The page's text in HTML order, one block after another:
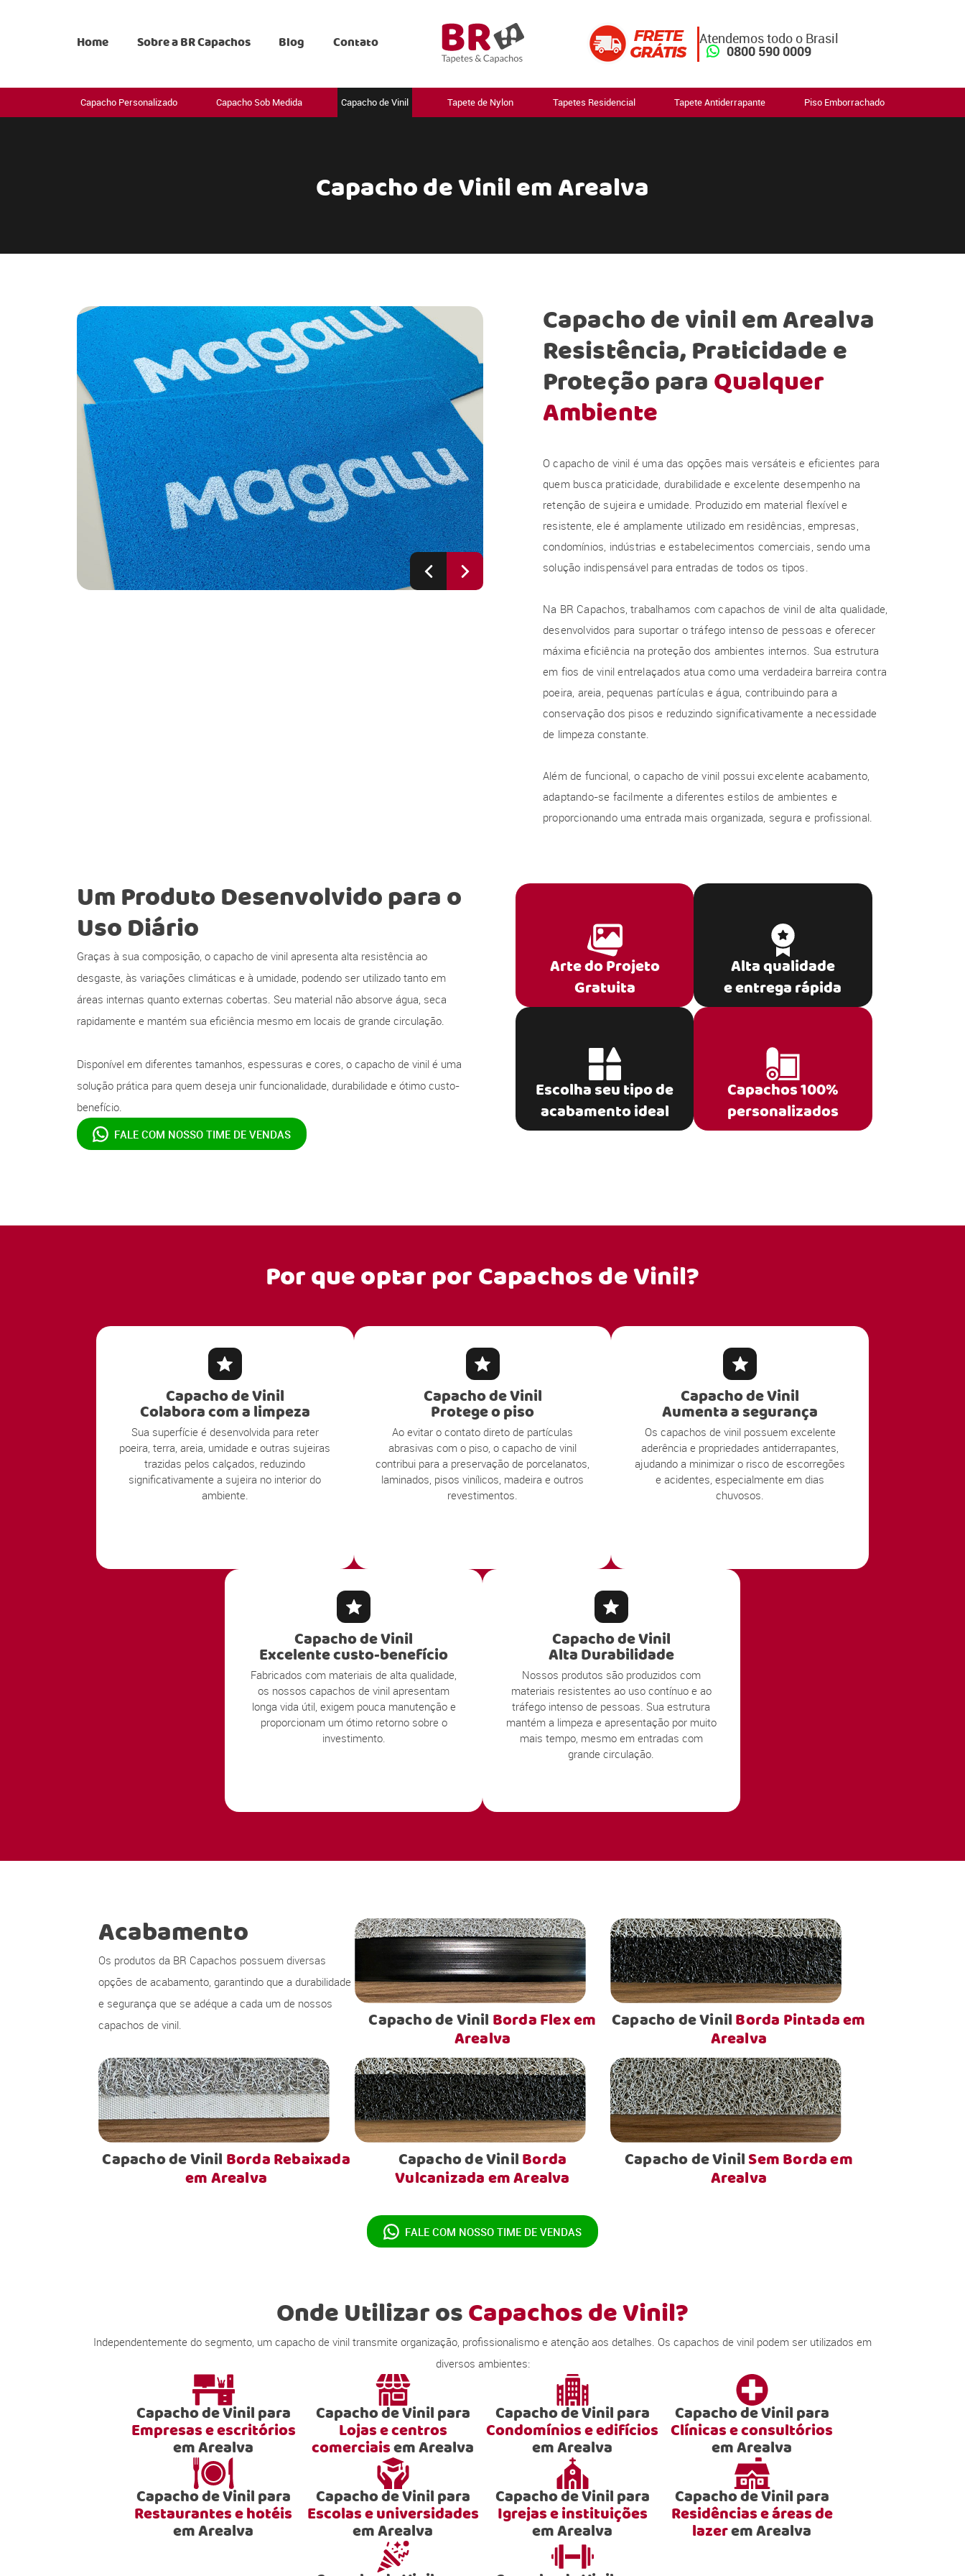
Home Sobre a BR Capachos Blog Contato Atendemos todo o Brasil
0800 590 0009
Capacho Personalizado Capacho Sob Medida Capacho de Vinil Tapete de Nylon Tapetes Residencial Tapete Antiderrapante Piso Emborrachado
Capacho de Vinil em Arealva
Capacho de vinil em Arealva
Resistência, Praticidade e
Proteção paraQualquer
Ambiente
O capacho de vinil é uma das opções mais versáteis e eficientes para
quem busca praticidade, durabilidade e excelente desempenho na
retenção de sujeira e umidade. Produzido em material flexível e
resistente, ele é amplamente utilizado em residências, empresas,
condomínios, indústrias e estabelecimentos comerciais, sendo uma
solução indispensável para entradas de todos os tipos.
Na BR Capachos, trabalhamos com capachos de vinil de alta qualidade,
desenvolvidos para suportar o tráfego intenso de pessoas e oferecer
máxima eficiência na proteção dos ambientes internos. Sua estrutura
em fios de vinil entrelaçados atua como uma verdadeira barreira contra
poeira, areia, pequenas partículas e água, contribuindo para a
conservação dos pisos e reduzindo significativamente a necessidade
de limpeza constante.
Além de funcional, o capacho de vinil possui excelente acabamento,
adaptando-se facilmente a diferentes estilos de ambientes e
proporcionando uma entrada mais organizada, segura e profissional.
Um Produto Desenvolvido para o
Uso Diário
Graças à sua composição, o capacho de vinil apresenta alta resistência ao
desgaste, às variações climáticas e à umidade, podendo ser utilizado tanto em
áreas internas quanto externas cobertas. Seu material não absorve água, seca
rapidamente e mantém sua eficiência mesmo em locais de grande circulação.
Disponível em diferentes tamanhos, espessuras e cores, o capacho de vinil é uma
solução prática para quem deseja unir funcionalidade, durabilidade e ótimo custo-
benefício.
FALE COM NOSSO TIME DE VENDAS
Arte do Projeto
Gratuita
Alta qualidade
e entrega rápida
Escolha seu tipo de
acabamento ideal
Capachos 100%
personalizados
Por que optar porCapachos de Vinil?
Capacho de Vinil
Colabora com a limpeza
Sua superfície é desenvolvida para reter
poeira, terra, areia, umidade e outras sujeiras
trazidas pelos calçados, reduzindo
significativamente a sujeira no interior do
ambiente.
Capacho de Vinil
Protege o piso
Ao evitar o contato direto de partículas
abrasivas com o piso, o capacho de vinil
contribui para a preservação de porcelanatos,
laminados, pisos vinílicos, madeira e outros
revestimentos.
Capacho de Vinil
Aumenta a segurança
Os capachos de vinil possuem excelente
aderência e propriedades antiderrapantes,
ajudando a minimizar o risco de escorregões
e acidentes, especialmente em dias
chuvosos.
Capacho de Vinil
Excelente custo-benefício
Fabricados com materiais de alta qualidade,
os nossos capachos de vinil apresentam
longa vida útil, exigem pouca manutenção e
proporcionam um ótimo retorno sobre o
investimento.
Capacho de Vinil
Alta Durabilidade
Nossos produtos são produzidos com
materiais resistentes ao uso contínuo e ao
tráfego intenso de pessoas. Sua estrutura
mantém a limpeza e apresentação por muito
mais tempo, mesmo em entradas com
grande circulação.
Acabamento
Os produtos da BR Capachos possuem diversas
opções de acabamento, garantindo que a durabilidade
e segurança que se adéque a cada um de nossos
capachos de vinil.
Capacho de Vinil Borda Flex em
Arealva
Capacho de VinilBorda Pintada em
Arealva
Capacho de Vinil Borda Rebaixada
em Arealva
Capacho de VinilBorda
Vulcanizada em Arealva
Capacho de VinilSem Borda em
Arealva
FALE COM NOSSO TIME DE VENDAS
Onde Utilizar osCapachos de Vinil?
Independentemente do segmento, um capacho de vinil transmite organização, profissionalismo e atenção aos detalhes. Os capachos de vinil podem ser utilizados em
diversos ambientes:
Capacho de Vinil para
Empresas e escritórios
em Arealva
Capacho de Vinil para
Lojas e centros
comerciaisem Arealva
Capacho de Vinil para
Condomínios e edifícios
em Arealva
Capacho de Vinil para
Clínicas e consultórios
em Arealva
Capacho de Vinil para
Restaurantes e hotéis
em Arealva
Capacho de Vinil para
Escolas e universidades
em Arealva
Capacho de Vinil para
Igrejas e instituições
em Arealva
Capacho de Vinil para
Residências e áreas de
lazerem Arealva